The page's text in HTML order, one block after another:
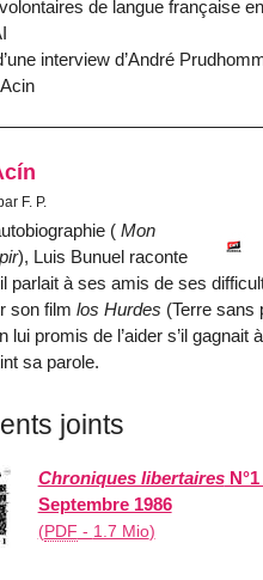
de langue française
interview d’André
F. P.
( Mon
), Luis Bunuel raconte
parlait à ses amis de ses
son film los Hurdes (Terre sans
lui promis de l’aider s’il gagnait
sa parole.
joints
Chroniques libertairesN°1
Septembre 1986
(PDF - 1.7 Mio)